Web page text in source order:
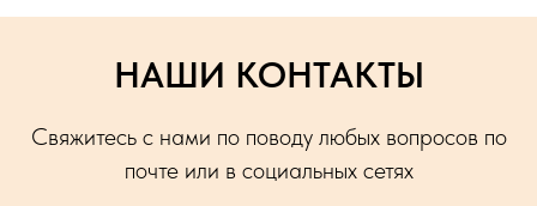
НАШИ КОНТАКТЫ
Свяжитесь с нами по поводу любых вопросов по
почте или в социальных сетях